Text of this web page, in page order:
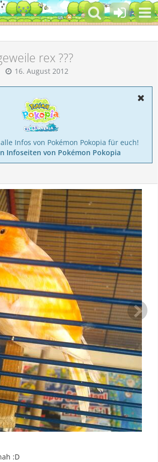
rex ???
16. August 2012
Infos von Pokémon Pokopia für euch!
Infoseiten von Pokémon Pokopia
:D